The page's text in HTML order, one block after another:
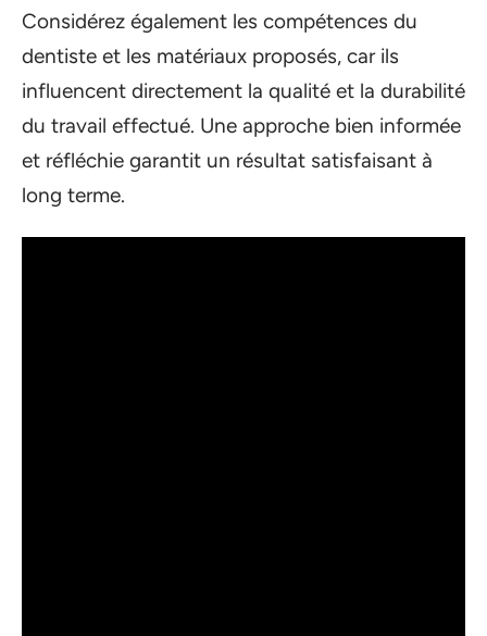
Considérez également les compétences du
dentiste et les matériaux proposés, car ils
influencent directement la qualité et la durabilité
du travail effectué. Une approche bien informée
et réfléchie garantit un résultat satisfaisant à
long terme.